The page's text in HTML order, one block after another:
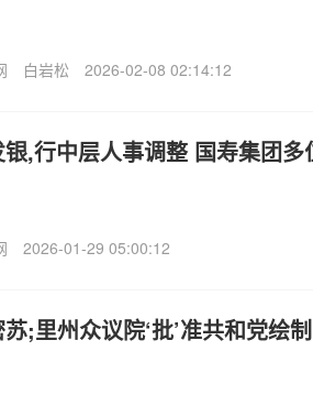
白岩松 2026-02-08 02:14:12
银,行中层人事调整 国寿集团多
2026-01-29 05:00:12
;里州众议院‘批’准共和党绘